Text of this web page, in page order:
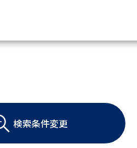
大学・短大の資料種類から請求
大学パンフ
学部・学科パンフ
総合型選抜・学校推薦型選抜 募集要項
検索条件変更